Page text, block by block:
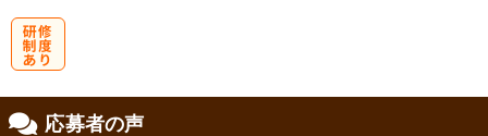
応募者の声